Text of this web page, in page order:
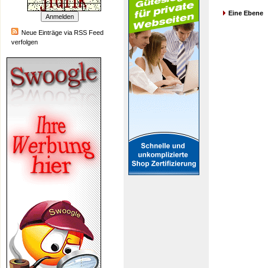
Neue Einträge via RSS Feed
verfolgen
Eine